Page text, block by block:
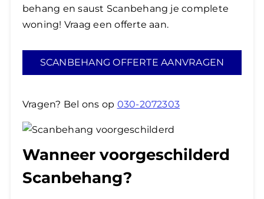
behang en saust Scanbehang je complete
woning! Vraag een offerte aan.
SCANBEHANG OFFERTE AANVRAGEN
Vragen? Bel ons op 030-2072303
Wanneer voorgeschilderd
Scanbehang?